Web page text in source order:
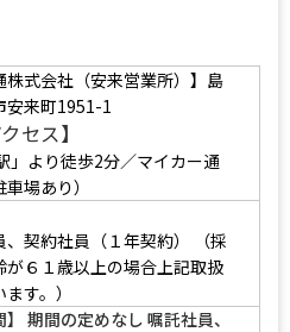
株式会社（安来営業所）】島
安来町1951-1
セス】
」より徒歩2分／マイカー通
場あり）
、契約社員（１年契約）
（採
が６１歳以上の場合上記取扱
す。）
】 期間の定めなし 嘱託社員、